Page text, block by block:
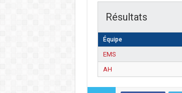
Résultats
Équipe
EMS
AH